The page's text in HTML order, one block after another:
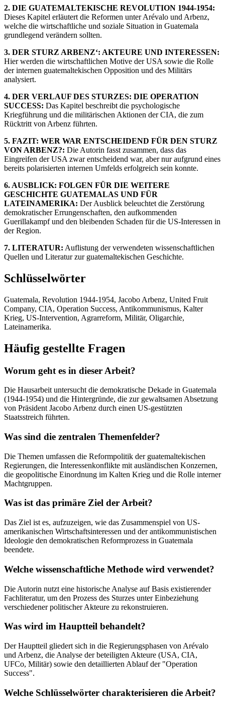
2. DIE GUATEMALTEKISCHE REVOLUTION 1944-1954:
Dieses Kapitel erläutert die Reformen unter Arévalo und Arbenz,
welche die wirtschaftliche und soziale Situation in Guatemala
grundlegend verändern sollten.
3. DER STURZ ARBENZ‘: AKTEURE UND INTERESSEN:
Hier werden die wirtschaftlichen Motive der USA sowie die Rolle
der internen guatemaltekischen Opposition und des Militärs
analysiert.
4. DER VERLAUF DES STURZES: DIE OPERATION
SUCCESS: Das Kapitel beschreibt die psychologische
Kriegführung und die militärischen Aktionen der CIA, die zum
Rücktritt von Arbenz führten.
5. FAZIT: WER WAR ENTSCHEIDEND FÜR DEN STURZ
VON ARBENZ?: Die Autorin fasst zusammen, dass das
Eingreifen der USA zwar entscheidend war, aber nur aufgrund eines
bereits polarisierten internen Umfelds erfolgreich sein konnte.
6. AUSBLICK: FOLGEN FÜR DIE WEITERE
GESCHICHTE GUATEMALAS UND FÜR
LATEINAMERIKA: Der Ausblick beleuchtet die Zerstörung
demokratischer Errungenschaften, den aufkommenden
Guerillakampf und den bleibenden Schaden für die US-Interessen in
der Region.
7. LITERATUR: Auflistung der verwendeten wissenschaftlichen
Quellen und Literatur zur guatemaltekischen Geschichte.
Schlüsselwörter
Guatemala, Revolution 1944-1954, Jacobo Arbenz, United Fruit
Company, CIA, Operation Success, Antikommunismus, Kalter
Krieg, US-Intervention, Agrarreform, Militär, Oligarchie,
Lateinamerika.
Häufig gestellte Fragen
Worum geht es in dieser Arbeit?
Die Hausarbeit untersucht die demokratische Dekade in Guatemala
(1944-1954) und die Hintergründe, die zur gewaltsamen Absetzung
von Präsident Jacobo Arbenz durch einen US-gestützten
Staatsstreich führten.
Was sind die zentralen Themenfelder?
Die Themen umfassen die Reformpolitik der guatemaltekischen
Regierungen, die Interessenkonflikte mit ausländischen Konzernen,
die geopolitische Einordnung im Kalten Krieg und die Rolle interner
Machtgruppen.
Was ist das primäre Ziel der Arbeit?
Das Ziel ist es, aufzuzeigen, wie das Zusammenspiel von US-
amerikanischen Wirtschaftsinteressen und der antikommunistischen
Ideologie den demokratischen Reformprozess in Guatemala
beendete.
Welche wissenschaftliche Methode wird verwendet?
Die Autorin nutzt eine historische Analyse auf Basis existierender
Fachliteratur, um den Prozess des Sturzes unter Einbeziehung
verschiedener politischer Akteure zu rekonstruieren.
Was wird im Hauptteil behandelt?
Der Hauptteil gliedert sich in die Regierungsphasen von Arévalo
und Arbenz, die Analyse der beteiligten Akteure (USA, CIA,
UFCo, Militär) sowie den detaillierten Ablauf der "Operation
Success".
Welche Schlüsselwörter charakterisieren die Arbeit?